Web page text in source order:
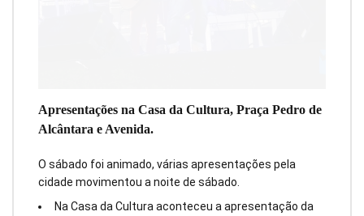
Apresentações na Casa da Cultura, Praça Pedro de
Alcântara e Avenida.
O sábado foi animado, várias apresentações pela
cidade movimentou a noite de sábado.
Na Casa da Cultura aconteceu a apresentação da